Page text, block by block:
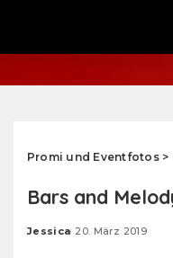
Promi und Eventfotos>
Bars and
Posted
Jessica 20. März 2019